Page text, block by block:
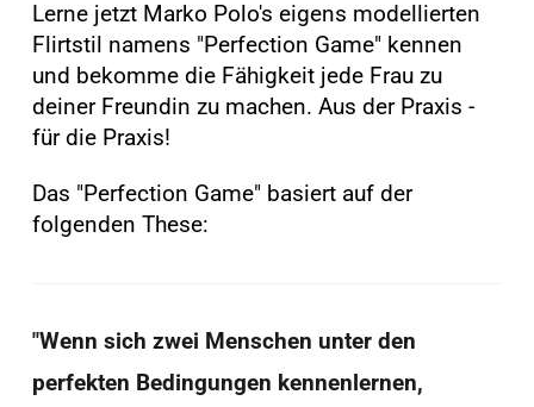
Lerne jetzt Marko Polo's eigens modellierten
Flirtstil namens "Perfection Game" kennen
und bekomme die Fähigkeit jede Frau zu
deiner Freundin zu machen. Aus der Praxis -
für die Praxis!
Das "Perfection Game" basiert auf der
folgenden These:
"Wenn sich zwei Menschen unter den
perfekten Bedingungen kennenlernen,